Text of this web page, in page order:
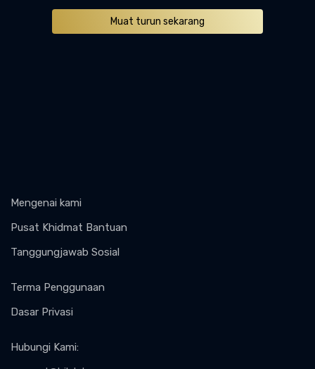
Muat turun sekarang
Mengenai kami
Pusat Khidmat Bantuan
Tanggungjawab Sosial
Terma Penggunaan
Dasar Privasi
Hubungi Kami: